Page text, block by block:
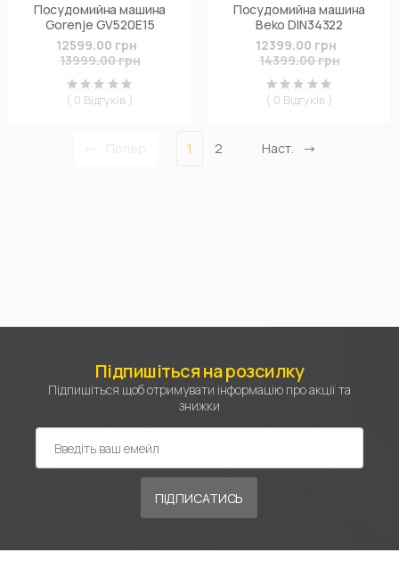
Посудомийна машина
Gorenje GV520E15
12599.00 грн
13999.00 грн
( 0 Відгуків )
Посудомийна машина
Beko DIN34322
12399.00 грн
14399.00 грн
( 0 Відгуків )
1 2 Наст.
Підпишіться на розсилку
Підпишіться щоб отримувати інформацію про акції та
знижки
ПІДПИСАТИСЬ